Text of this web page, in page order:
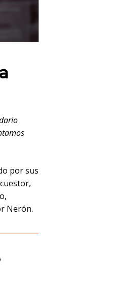
por sus
Nerón.